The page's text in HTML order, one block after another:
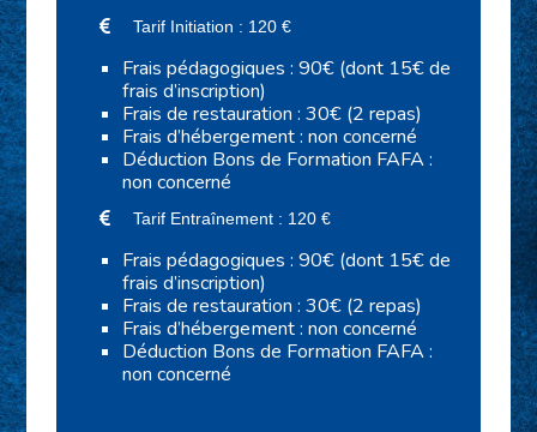
Tarif Initiation : 120 €
Frais pédagogiques : 90€ (dont 15€ de
frais d’inscription)
Frais de restauration : 30€ (2 repas)
Frais d’hébergement : non concerné
Déduction Bons de Formation FAFA :
non concerné
Tarif Entraînement : 120 €
Frais pédagogiques : 90€ (dont 15€ de
frais d’inscription)
Frais de restauration : 30€ (2 repas)
Frais d’hébergement : non concerné
Déduction Bons de Formation FAFA :
non concerné